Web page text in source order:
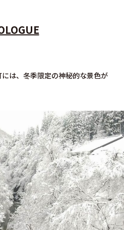
は、冬季限定の神秘的な景色が